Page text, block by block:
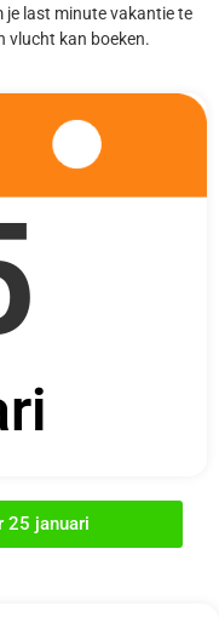
je last minute vakantie te
vlucht kan boeken.
25 januari